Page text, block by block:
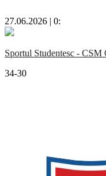
27.06.2026 | 0:
Sportul Studentesc - CSM
34-30